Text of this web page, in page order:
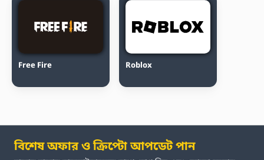
Free Fire Roblox
বিশেষ অফার ও ক্রিপ্টো আপডেট পান